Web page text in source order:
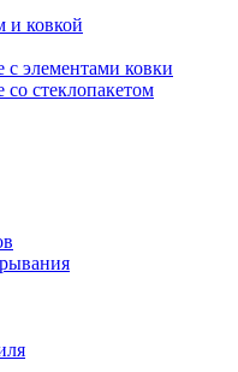
и ковкой
элементами ковки
стеклопакетом